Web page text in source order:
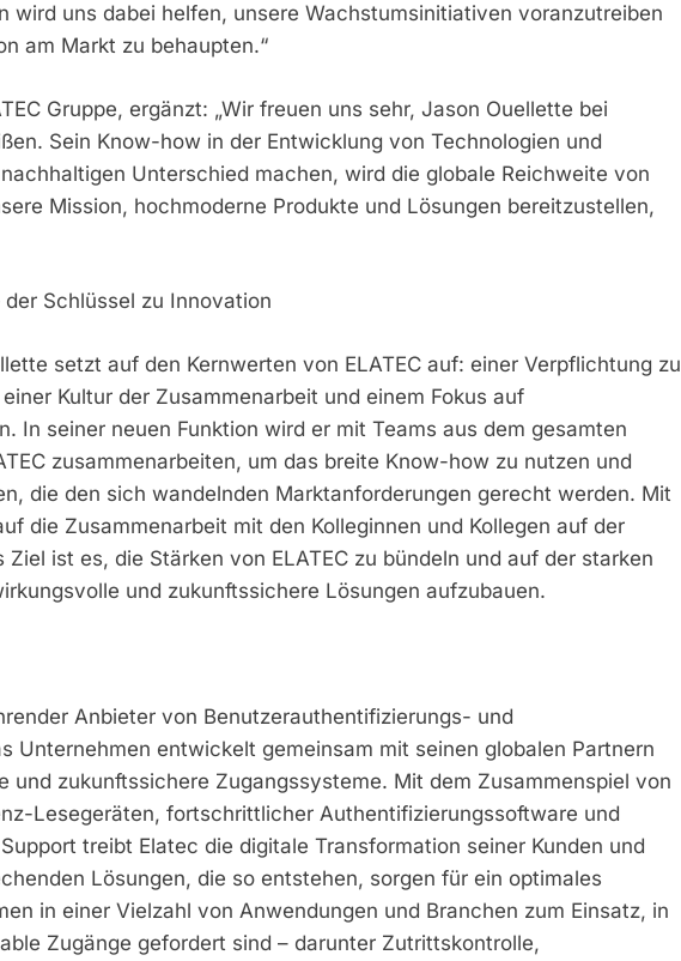
wird uns dabei helfen, unsere Wachstumsinitiativen voranzutreiben
am Markt zu behaupten.“
Gruppe, ergänzt: „Wir freuen uns sehr, Jason Ouellette bei
Sein Know-how in der Entwicklung von Technologien und
Unterschied machen, wird die globale Reichweite von
Mission, hochmoderne Produkte und Lösungen bereitzustellen,
Schlüssel zu Innovation
setzt auf den Kernwerten von ELATEC auf: einer Verpflichtung zu
Kultur der Zusammenarbeit und einem Fokus auf
In seiner neuen Funktion wird er mit Teams aus dem gesamten
zusammenarbeiten, um das breite Know-how zu nutzen und
die den sich wandelnden Marktanforderungen gerecht werden. Mit
die Zusammenarbeit mit den Kolleginnen und Kollegen auf der
Ziel ist es, die Stärken von ELATEC zu bündeln und auf der starken
und zukunftssichere Lösungen aufzubauen.
Anbieter von Benutzerauthentifizierungs- und
Unternehmen entwickelt gemeinsam mit seinen globalen Partnern
und zukunftssichere Zugangssysteme. Mit dem Zusammenspiel von
Lesegeräten, fortschrittlicher Authentifizierungssoftware und
treibt Elatec die digitale Transformation seiner Kunden und
Lösungen, die so entstehen, sorgen für ein optimales
in einer Vielzahl von Anwendungen und Branchen zum Einsatz, in
Zugänge gefordert sind – darunter Zutrittskontrolle,